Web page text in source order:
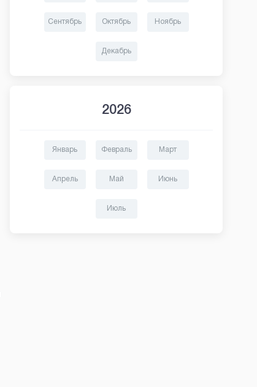
Сентябрь Октябрь Ноябрь
Декабрь
2026
Январь Февраль Март
Апрель Май Июнь
Июль